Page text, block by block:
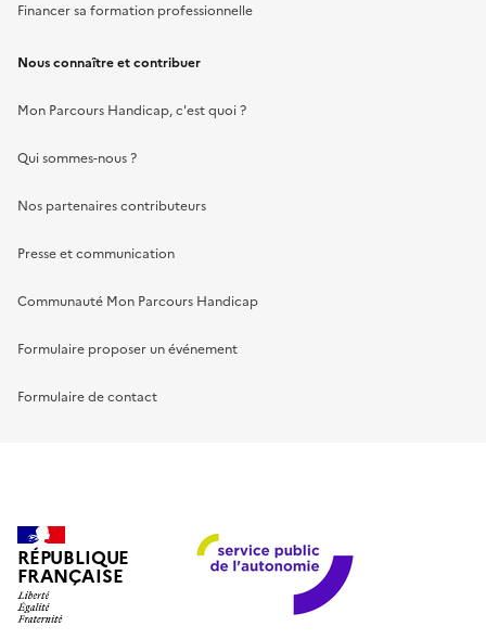
Financer sa formation professionnelle
Nous connaître et contribuer
Mon Parcours Handicap, c'est quoi ?
Qui sommes-nous ?
Nos partenaires contributeurs
Presse et communication
Communauté Mon Parcours Handicap
Formulaire proposer un événement
Formulaire de contact
RÉPUBLIQUE
FRANÇAISE